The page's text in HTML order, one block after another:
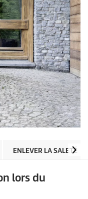
ENLEVER LA SALETÉ
lors du